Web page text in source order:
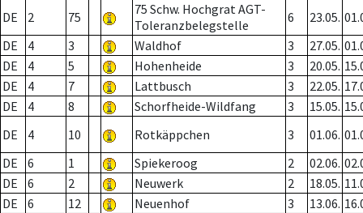
DE
2 75
75 Schw. Hochgrat AGT-
Toleranzbelegstelle
6 23.05.
DE
4 3 Waldhof 3 27.05.
DE
4 5 Hohenheide 3 20.05.
DE
4 7 Lattbusch 3 22.05.
DE
4 8 Schorfheide-Wildfang 3 15.05.
DE
4 10 Rotkäppchen 3 01.06.
DE
6 1 Spiekeroog 2 02.06.
DE
6 2 Neuwerk 2 18.05.
DE
6 12 Neuenhof 3 13.06.